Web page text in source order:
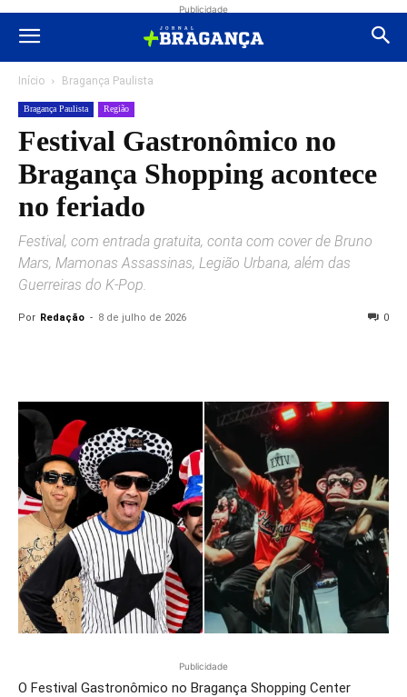
Publicidade
Início Bragança Paulista
Bragança Paulista Região
Festival Gastronômico no
Bragança Shopping acontece
no feriado
Festival, com entrada gratuita, conta com cover de Bruno
Mars, Mamonas Assassinas, Legião Urbana, além das
Guerreiras do K-Pop.
Por Redação - 8 de julho de 2026 0
Publicidade
O Festival Gastronômico no Bragança Shopping Center